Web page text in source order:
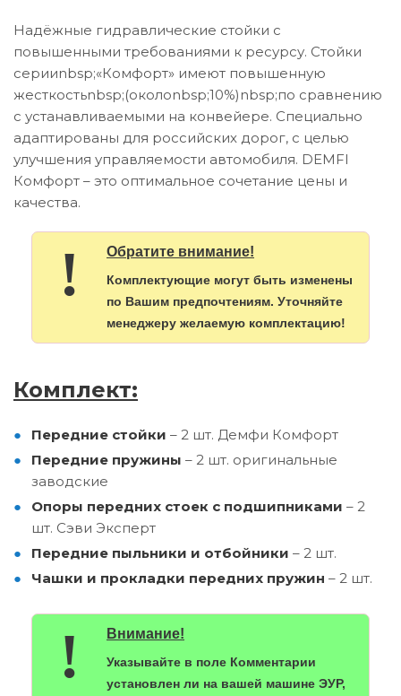
Надёжные гидравлические стойки с
повышенными требованиями к ресурсу. Стойки
серииnbsp;«Комфорт» имеют повышенную
жесткостьnbsp;(околоnbsp;10%)nbsp;по сравнению
с устанавливаемыми на конвейере. Специально
адаптированы для российских дорог, с целью
улучшения управляемости автомобиля. DEMFI
Комфорт – это оптимальное сочетание цены и
качества.
! Обратите внимание!
Комплектующие могут быть изменены
по Вашим предпочтениям. Уточняйте
менеджеру желаемую комплектацию!
Комплект:
Передние стойки – 2 шт. Демфи Комфорт
Передние пружины – 2 шт. оригинальные
заводские
Опоры передних стоек с подшипниками – 2
шт. Сэви Эксперт
Передние пыльники и отбойники – 2 шт.
Чашки и прокладки передних пружин – 2 шт.
! Внимание!
Указывайте в поле Комментарии
установлен ли на вашей машине ЭУР,